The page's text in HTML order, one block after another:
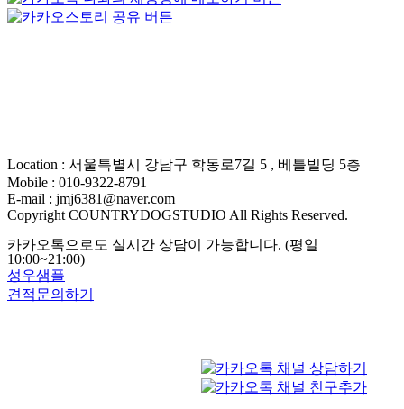
Location : 서울특별시 강남구 학동로7길 5 , 베틀빌딩 5층
Mobile : 010-9322-8791
E-mail : jmj6381@naver.com
Copyright COUNTRYDOGSTUDIO All Rights Reserved.
카카오톡으로도 실시간 상담이 가능합니다. (평일
10:00~21:00)
성우샘플
견적문의하기